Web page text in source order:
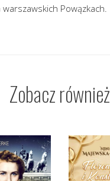
Powązkach.
Zobacz również